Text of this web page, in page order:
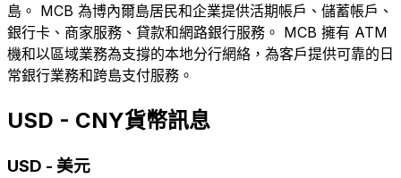
島。 MCB 為博內爾島居民和企業提供活期帳戶、儲蓄帳戶、
銀行卡、商家服務、貸款和網路銀行服務。 MCB 擁有 ATM
機和以區域業務為支撐的本地分行網絡，為客戶提供可靠的日
常銀行業務和跨島支付服務。
USD - CNY貨幣訊息
USD - 美元